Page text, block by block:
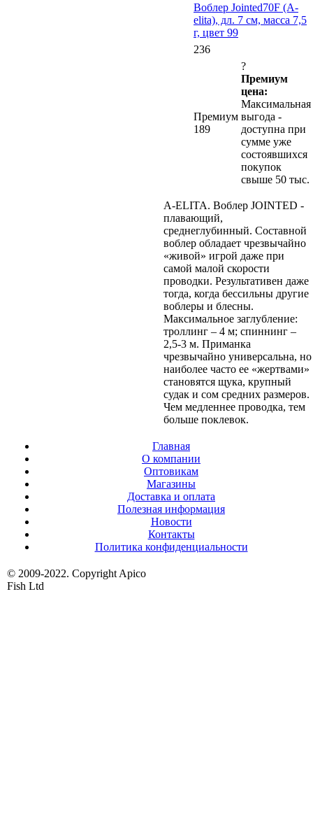
Воблер Jointed70F (A-
elita), дл. 7 см, масса 7,5
г, цвет 99
236
Премиум
189
?
Премиум
цена:
Максимальная
выгода -
доступна при
сумме уже
состоявшихся
покупок
свыше 50 тыс.
A-ELITA. Воблер JOINTED -
плавающий,
среднеглубинный. Составной
воблер обладает чрезвычайно
«живой» игрой даже при
самой малой скорости
проводки. Результативен даже
тогда, когда бессильны другие
воблеры и блесны.
Максимальное заглубление:
троллинг – 4 м; спиннинг –
2,5-3 м. Приманка
чрезвычайно универсальна, но
наиболее часто ее «жертвами»
становятся щука, крупный
судак и сом средних размеров.
Чем медленнее проводка, тем
больше поклевок.
Главная
О компании
Оптовикам
Магазины
Доставка и оплата
Полезная информация
Новости
Контакты
Политика конфиденциальности
© 2009-2022. Copyright Apico
Fish Ltd